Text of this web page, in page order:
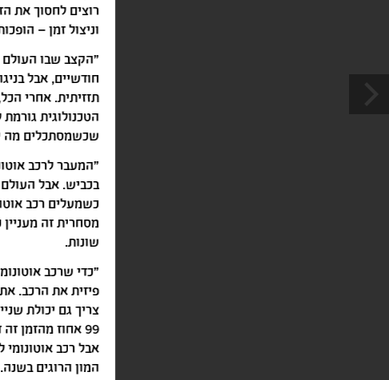
רוצים לחסוך את
וניצול זמן –
"הקצב שבו העולם
חודשיים, אבל
תזזיתית. אחרי
הטכנולוגית
שכשמסתכלים מה קרה ברכב
"המעבר לרכב
בכביש. אבל העולם
כשמעלים רכב
מסחרית זה מעניין
שונות.
"כדי שרכב
פיזית את הרכב.
צריך גם יכולת
99 אחוז מהזמן
המון הרוגים